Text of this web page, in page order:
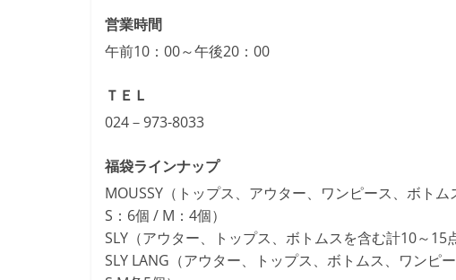
営業時間
午前10：00～午後20：00
ＴＥＬ
024－973-8033
福袋ラインナップ
MOUSSY（トップス、アウター、ワンピース、ボト
S：6個 / M：4個）
SLY（アウター、トップス、ボトムスを含む計10～
SLY LANG（アウター、トップス、ボトムス、ワン